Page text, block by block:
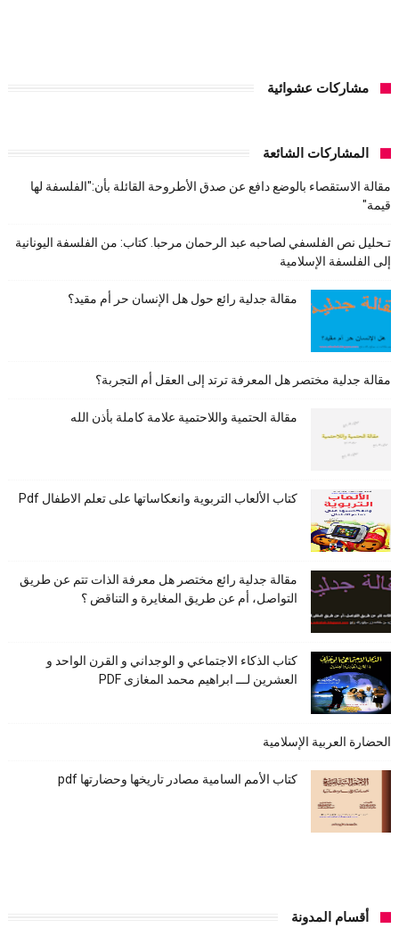
مشاركات عشوائية
المشاركات الشائعة
مقالة الاستقصاء بالوضع دافع عن صدق الأطروحة القائلة بأن:"الفلسفة لها
قيمة"
تـحليل نص الفلسفي لصاحبه عبد الرحمان مرحبا. كتاب: من الفلسفة اليونانية
إلى الفلسفة الإسلامية
مقالة جدلية رائع حول هل الإنسان حر أم مقيد؟
مقالة جدلية مختصر هل المعرفة ترتد إلى العقل أم التجربة؟
مقالة الحتمية واللاحتمية علامة كاملة بأذن الله
كتاب الألعاب التربوية وانعكاساتها على تعلم الاطفال Pdf
مقالة جدلية رائع مختصر هل معرفة الذات تتم عن طريق
التواصل، أم عن طريق المغايرة و التناقض ؟
كتاب الذكاء الاجتماعي و الوجداني و القرن الواحد و
العشرين لـــ ابراهيم محمد المغازى PDF
الحضارة العربية الإسلامية
كتاب الأمم السامية مصادر تاريخها وحضارتها pdf
أقسام المدونة